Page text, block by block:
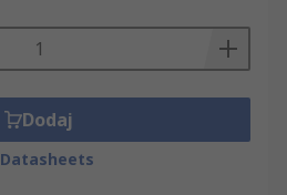
Dodaj
Datasheets